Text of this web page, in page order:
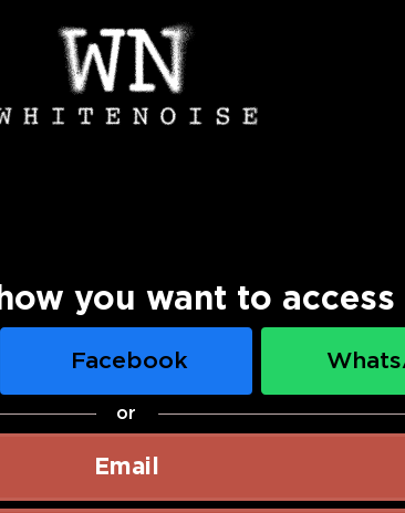
you want to access
Facebook
or
Email